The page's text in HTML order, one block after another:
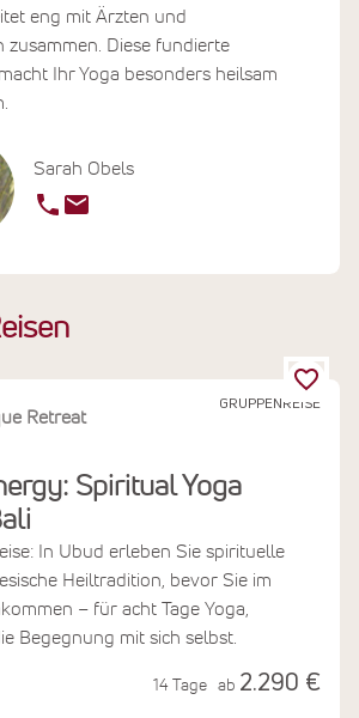
GRUPPENREISE
Retreat
Spiritual Yoga
In Ubud erleben Sie spirituelle
Heiltradition, bevor Sie im
– für acht Tage Yoga,
Begegnung mit sich selbst.
14 Tage ab 2.290 €
Sarah Obels
eng mit Ärzten und
zusammen. Diese fundierte
Ihr Yoga besonders heilsam